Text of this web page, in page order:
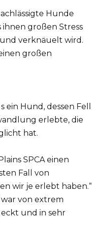
Hunde
großen Stress
verknäuelt wird.
großen
ein Hund, dessen Fell
erlebte, die
hat.
SPCA einen
Fall von
wir je erlebt haben.“
von extrem
und in sehr